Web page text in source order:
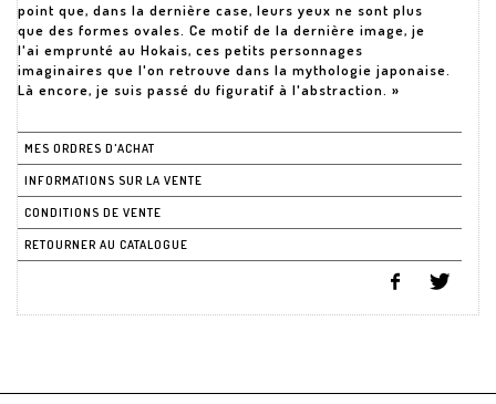
point que, dans la dernière case, leurs yeux ne sont plus
que des formes ovales. Ce motif de la dernière image, je
l'ai emprunté au Hokais, ces petits personnages
imaginaires que l'on retrouve dans la mythologie japonaise.
Là encore, je suis passé du figuratif à l'abstraction. »
MES ORDRES D'ACHAT
INFORMATIONS SUR LA VENTE
CONDITIONS DE VENTE
RETOURNER AU CATALOGUE